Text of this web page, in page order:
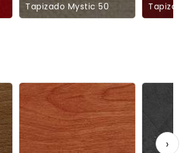
Tapizado Mystic 50
›